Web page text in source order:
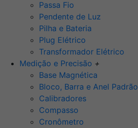
Passa Fio
Pendente de Luz
Pilha e Bateria
Plug Elétrico
Transformador Elétrico
Medição e Precisão +
Base Magnética
Bloco, Barra e Anel Padrão
Calibradores
Compasso
Cronômetro